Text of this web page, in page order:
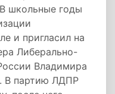
школьные годы
и пригласил на
Либерально-
Владимира
В партию ЛДПР